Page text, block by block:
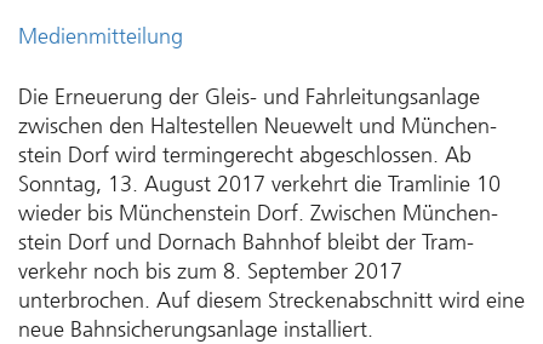
Medienmitteilung
Die Erneuerung der Gleis- und Fahrleitungs­anlage
zwischen den Halte­stellen Neuewelt und München­­
stein Dorf wird termin­­gerecht abgeschlossen. Ab
Sonntag, 13. August 2017 verkehrt die Tramlinie 10
wieder bis München­stein Dorf. Zwischen München­
stein Dorf und Dornach Bahnhof bleibt der Tram­
verkehr noch bis zum 8. September 2017
unterbrochen. Auf diesem Strecken­abschnitt wird eine
neue Bahn­sicherungs­anlage installiert.